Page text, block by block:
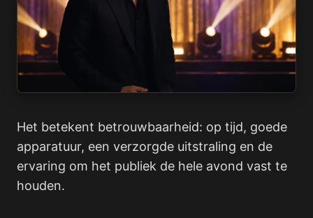
Het betekent betrouwbaarheid: op tijd, goede
apparatuur, een verzorgde uitstraling en de
ervaring om het publiek de hele avond vast te
houden.